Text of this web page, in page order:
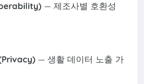
— 제조사별 호환성
— 생활 데이터 노출 가